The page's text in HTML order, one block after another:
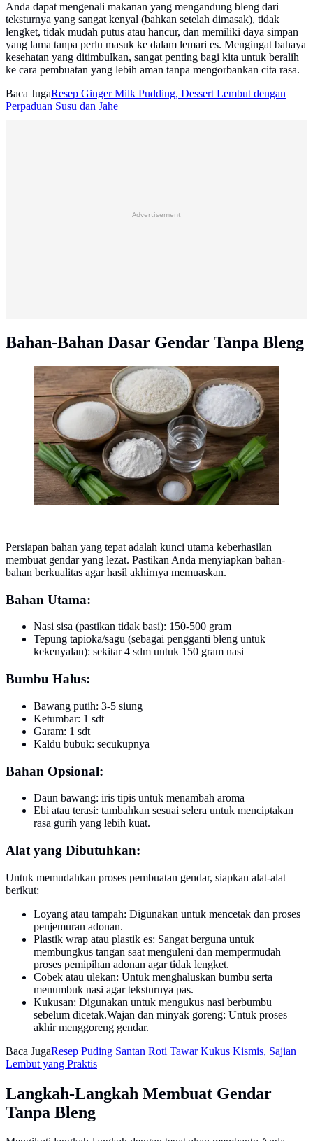
Anda dapat mengenali makanan yang mengandung bleng dari
teksturnya yang sangat kenyal (bahkan setelah dimasak), tidak
lengket, tidak mudah putus atau hancur, dan memiliki daya simpan
yang lama tanpa perlu masuk ke dalam lemari es. Mengingat bahaya
kesehatan yang ditimbulkan, sangat penting bagi kita untuk beralih
ke cara pembuatan yang lebih aman tanpa mengorbankan cita rasa.
Baca JugaResep Ginger Milk Pudding, Dessert Lembut dengan
Perpaduan Susu dan Jahe
Advertisement
Bahan-Bahan Dasar Gendar Tanpa Bleng
Cara Membuat Gendar Tanpa Bleng yang Renyah dan
Gurih. (AI Generated).
Persiapan bahan yang tepat adalah kunci utama keberhasilan
membuat gendar yang lezat. Pastikan Anda menyiapkan bahan-
bahan berkualitas agar hasil akhirnya memuaskan.
Bahan Utama:
Nasi sisa (pastikan tidak basi): 150-500 gram
Tepung tapioka/sagu (sebagai pengganti bleng untuk
kekenyalan): sekitar 4 sdm untuk 150 gram nasi
Bumbu Halus:
Bawang putih: 3-5 siung
Ketumbar: 1 sdt
Garam: 1 sdt
Kaldu bubuk: secukupnya
Bahan Opsional:
Daun bawang: iris tipis untuk menambah aroma
Ebi atau terasi: tambahkan sesuai selera untuk menciptakan
rasa gurih yang lebih kuat.
Alat yang Dibutuhkan:
Untuk memudahkan proses pembuatan gendar, siapkan alat-alat
berikut:
Loyang atau tampah: Digunakan untuk mencetak dan proses
penjemuran adonan.
Plastik wrap atau plastik es: Sangat berguna untuk
membungkus tangan saat menguleni dan mempermudah
proses pemipihan adonan agar tidak lengket.
Cobek atau ulekan: Untuk menghaluskan bumbu serta
menumbuk nasi agar teksturnya pas.
Kukusan: Digunakan untuk mengukus nasi berbumbu
sebelum dicetak.Wajan dan minyak goreng: Untuk proses
akhir menggoreng gendar.
Baca JugaResep Puding Santan Roti Tawar Kukus Kismis, Sajian
Lembut yang Praktis
Langkah-Langkah Membuat Gendar
Tanpa Bleng